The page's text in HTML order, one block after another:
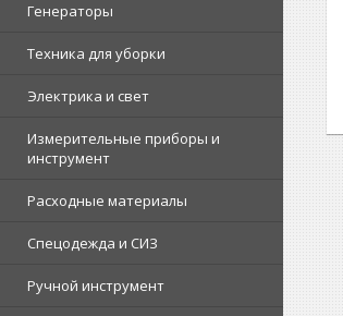
Генераторы
Техника для уборки
Электрика и свет
Измерительные приборы и
инструмент
Расходные материалы
Спецодежда и СИЗ
Ручной инструмент